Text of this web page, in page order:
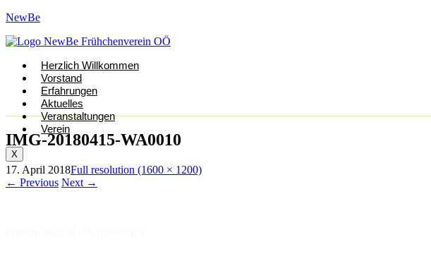
NewBe
Herzlich Willkommen
Vorstand
Erfahrungen
Aktuelles
Veranstaltungen
Verein
X
IMG-20180415-WA0010
17. April 2018Full resolution (1600 × 1200)
← Previous Next →